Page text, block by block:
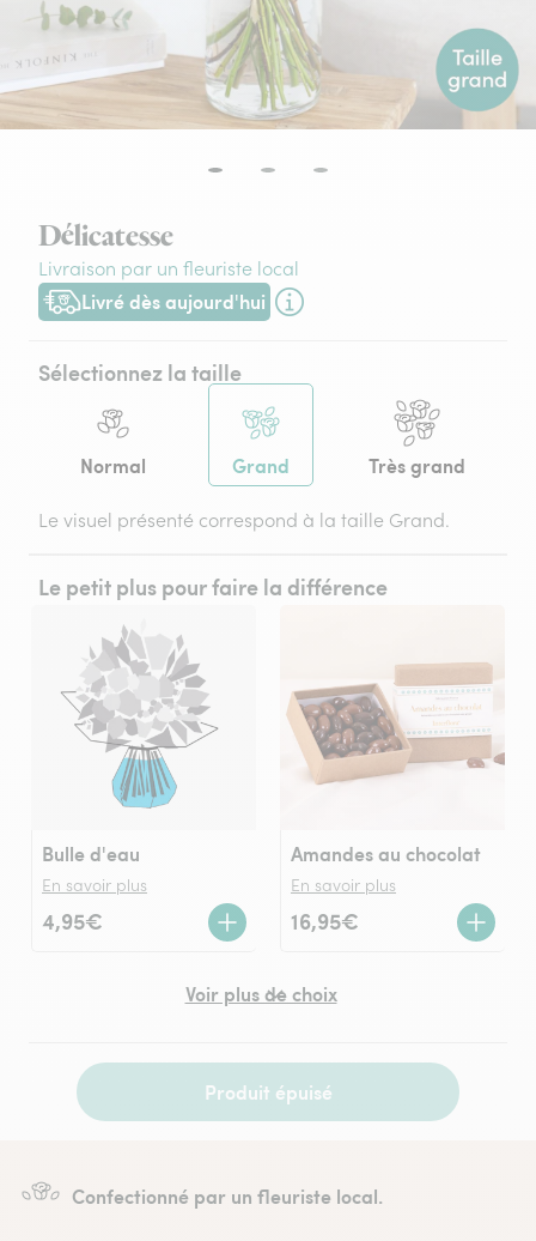
Délicatesse
Livraison par un fleuriste local
Livré dès aujourd'hui
Livraison dès aujourd'hui (pour toute commande passée
Sélectionnez la taille
Normal Grand Très grand
Le visuel présenté correspond à la taille Grand.
Le petit plus pour faire la différence
Bulle d'eau
En savoir plus
4,95€
Amandes au chocolat
En savoir plus
16,95€
Voir plus de choix
Produit épuisé
Confectionné par un fleuriste local.